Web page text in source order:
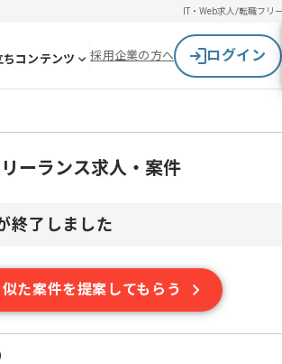
IT・Web求人/転職フリ
ちコンテンツ 採用企業の方へ ログイン
ーランス求人・案件
終了しました
似た案件を提案してもらう